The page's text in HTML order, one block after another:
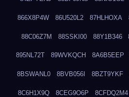
866X8P4W 86U520L2 87HLHOXA
88C06Z7M 88SSKI00 88Y1B346
895NL72T 89WVKQCH 8A6B5EEP
8BSWANL0 8BVB056I 8BZT9YKF
8C6H1X9Q 8CEG9O6P 8CFDQ2M4